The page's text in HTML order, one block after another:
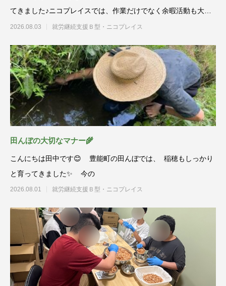
てきました♪ニコプレイスでは、作業だけでなく余暇活動も大切
にしています😊
2026.08.03 就労継続支援Ｂ型・ニコプレイス
田んぼの大切なマナー🌾
こんにちは田中です😊 豊能町の田んぼでは、 稲穂もしっかり
と育ってきました✨ 今の
2026.08.01 就労継続支援Ｂ型・ニコプレイス